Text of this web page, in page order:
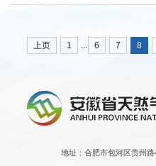
全生产理论储备
化模式。活动现
违规操作。...
上页 1 ... 6 7 8
地址：合肥市包河区贵州